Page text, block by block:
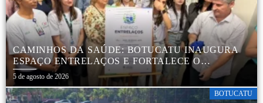
CAMINHOS DA SAÚDE: BOTUCATU INAUGURA
ESPAÇO ENTRELAÇOS E FORTALECE O
CUIDADO ESPECIALIZADO COM CRIANÇAS E
FAMÍLIAS
5 de agosto de 2026
BOTUCATU